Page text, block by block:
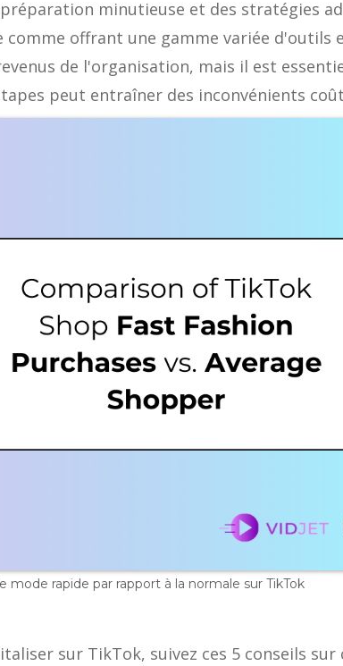
minutieuse et des stratégies
offrant une gamme variée d'outils
de l'organisation, mais il est
peut entraîner des inconvénients
rapide par rapport à la normale sur TikTok
sur TikTok, suivez ces 5 conseils sur